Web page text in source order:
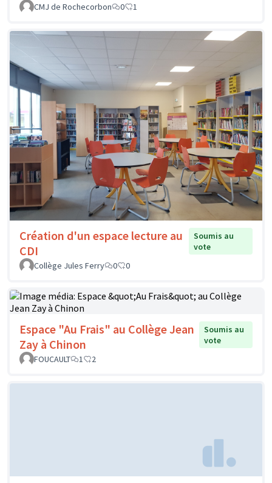
CMJ de Rochecorbon
0 1
Création d'un espace lecture au
CDI
Soumis au
vote
Collège Jules Ferry
0 0
Espace "Au Frais" au Collège Jean
Zay à Chinon
Soumis au
vote
FOUCAULT
1 2